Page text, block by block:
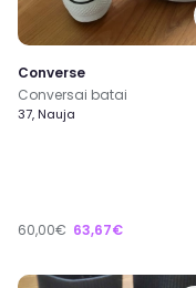
Converse
Conversai batai
37, Nauja
60,00€ 63,67€